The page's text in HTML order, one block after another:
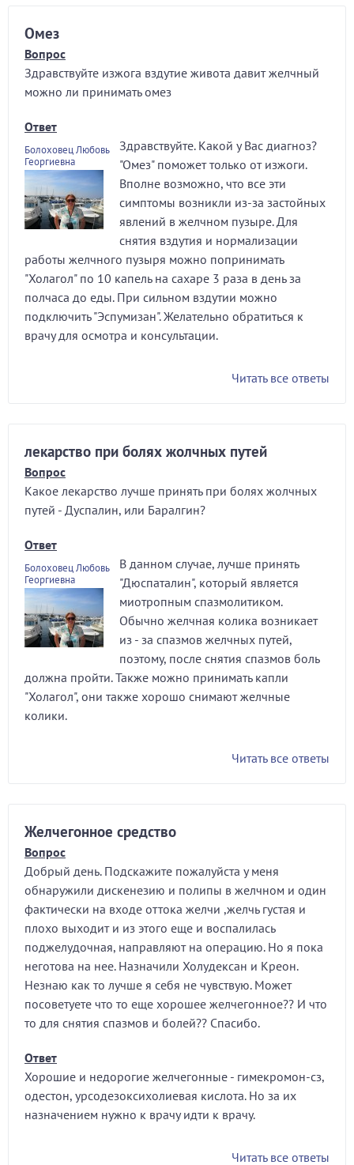
Омез
Вопрос
Здравствуйте изжога вздутие живота давит желчный
можно ли принимать омез
Ответ
Болоховец Любовь
Георгиевна
Здравствуйте. Какой у Вас диагноз?
"Омез" поможет только от изжоги.
Вполне возможно, что все эти
симптомы возникли из-за застойных
явлений в желчном пузыре. Для
снятия вздутия и нормализации
работы желчного пузыря можно попринимать
"Холагол" по 10 капель на сахаре 3 раза в день за
полчаса до еды. При сильном вздутии можно
подключить "Эспумизан". Желательно обратиться к
врачу для осмотра и консультации.
Читать все ответы
лекарство при болях жолчных путей
Вопрос
Какое лекарство лучше принять при болях жолчных
путей - Дуспалин, или Баралгин?
Ответ
Болоховец Любовь
Георгиевна
В данном случае, лучше принять
"Дюспаталин", который является
миотропным спазмолитиком.
Обычно желчная колика возникает
из - за спазмов желчных путей,
поэтому, после снятия спазмов боль
должна пройти. Также можно принимать капли
"Холагол", они также хорошо снимают желчные
колики.
Читать все ответы
Желчегонное средство
Вопрос
Добрый день. Подскажите пожалуйста у меня
обнаружили дискенезию и полипы в желчном и один
фактически на входе оттока желчи ,желчь густая и
плохо выходит и из этого еще и воспалилась
поджелудочная, направляют на операцию. Но я пока
неготова на нее. Назначили Холудексан и Креон.
Незнаю как то лучше я себя не чувствую. Может
посоветуете что то еще хорошее желчегонное?? И что
то для снятия спазмов и болей?? Спасибо.
Ответ
Хорошие и недорогие желчегонные - гимекромон-сз,
одестон, урсодезоксихолиевая кислота. Но за их
назначением нужно к врачу идти к врачу.
Читать все ответы